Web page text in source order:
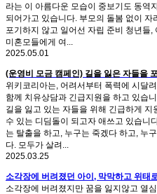
라는 이 아름다운 모습이 중보기도 동역
되어가고 있습니다. 부모의 돌봄 없이
포기하지 않고 일어선 자립 준비 청년들
미혼모들에게 여...
2025.05.01
(운영비 모금 캠페인) 길을 잃은 자들을
위키코리아는, 어려서부터 폭력에 시달
함께 치유상담과 긴급지원을 하고 있습
길을 잃고 있는 자들을 위해 긴급하게
수 있는 디딤돌이 되고자 애쓰고 있습니
는 탈출을 하고, 누구는 죽겠다 하고, 누
다. 모두가 살려...
2025.03.25
소각장에 버려졌던 아이, 막막하고 위태
소각장에 버려졌지만 꿈을 잃지않고 열